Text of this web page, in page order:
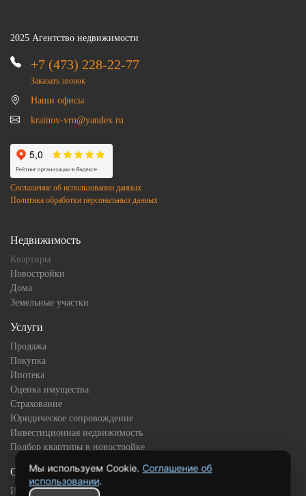
2025 Агентство недвижимости
+7 (473) 228-22-77
Заказать звонок
Наши офисы
krainov-vrn@yandex.ru
Соглашение об использовании данных
Политика обработки персональныз данных
Недвижимость
Квартиры
Новостройки
Дома
Земельные участки
Услуги
Продажа
Покупка
Ипотека
Оценка имущества
Страхование
Юридическое сопровождение
Инвестиционная недвижимость
Подбор квартиры в новостройке
О компании
История
Мы используем Cookie. Соглашение об
использовании.